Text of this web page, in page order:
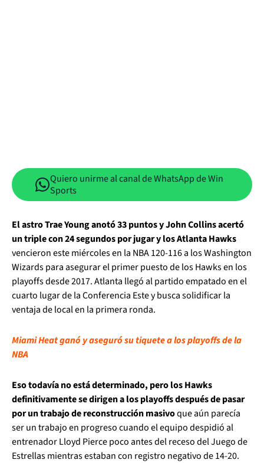
Quiero unirme al canal de WhatsApp de Win
Sports
El astro Trae Young anotó 33 puntos y John Collins acertó
un triple con 24 segundos por jugar y los Atlanta Hawks
vencieron este miércoles en la NBA 120-116 a los Washington
Wizards para asegurar el primer puesto de los Hawks en los
playoffs desde 2017. Atlanta llegó al partido empatado en el
cuarto lugar de la Conferencia Este y busca solidificar la
ventaja de local en la primera ronda.
Miami Heat ganó y aseguró su tiquete a los playoffs de la
NBA
Eso todavía no está determinado, pero los Hawks
definitivamente se dirigen a los playoffs después de pasar
por un trabajo de reconstrucción masivoque aún parecía
ser un trabajo en progreso cuando el equipo despidió al
entrenador Lloyd Pierce poco antes del receso del Juego de
Estrellas mientras estaban con registro negativo de 14-20.